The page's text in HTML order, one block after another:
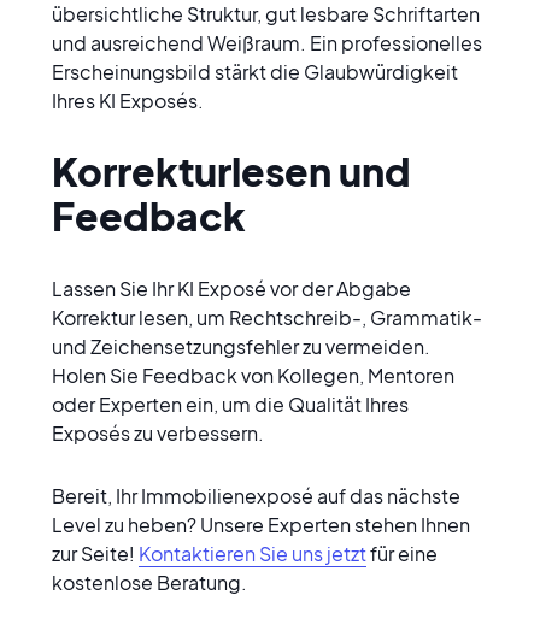
übersichtliche Struktur, gut lesbare Schriftarten
und ausreichend Weißraum. Ein professionelles
Erscheinungsbild stärkt die Glaubwürdigkeit
Ihres KI Exposés.
Korrekturlesen und
Feedback
Lassen Sie Ihr KI Exposé vor der Abgabe
Korrektur lesen, um Rechtschreib-, Grammatik-
und Zeichensetzungsfehler zu vermeiden.
Holen Sie Feedback von Kollegen, Mentoren
oder Experten ein, um die Qualität Ihres
Exposés zu verbessern.
Bereit, Ihr Immobilienexposé auf das nächste
Level zu heben? Unsere Experten stehen Ihnen
zur Seite! Kontaktieren Sie uns jetzt für eine
kostenlose Beratung.